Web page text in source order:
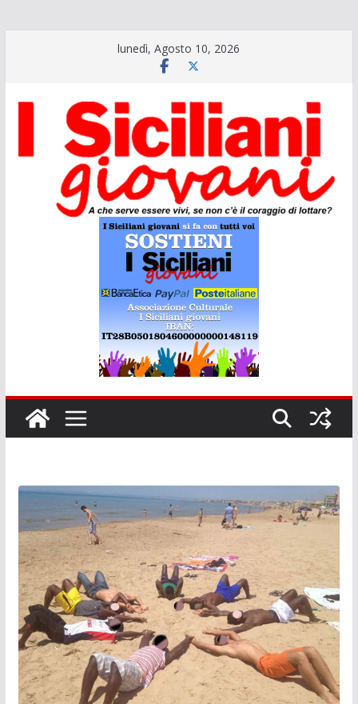
lunedì, Agosto 10, 2026